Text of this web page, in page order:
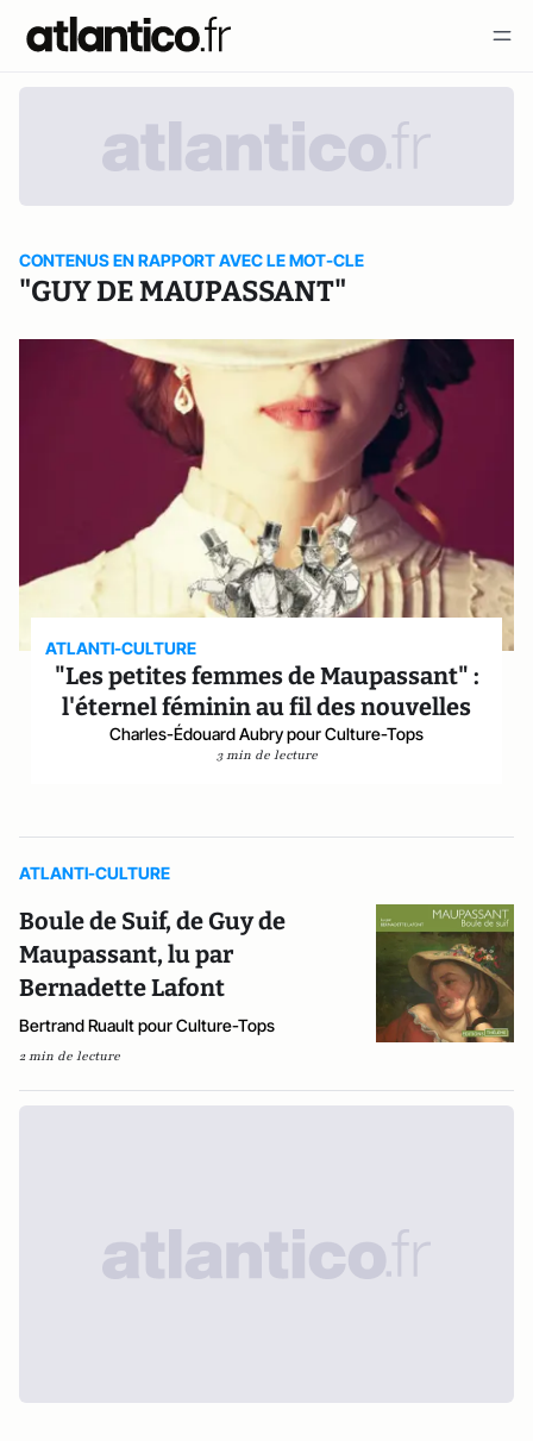
CONTENUS EN RAPPORT AVEC LE MOT-CLE
"GUY DE MAUPASSANT"
ATLANTI-CULTURE
"Les petites femmes de Maupassant" :
l'éternel féminin au fil des nouvelles
Charles-Édouard Aubry pour Culture-Tops
3 min de lecture
ATLANTI-CULTURE
Boule de Suif, de Guy de
Maupassant, lu par
Bernadette Lafont
Bertrand Ruault pour Culture-Tops
2 min de lecture